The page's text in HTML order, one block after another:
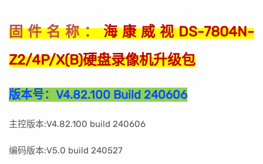
固件名称：海康威视DS-7804N-
Z2/4P/X(B)硬盘录像机升级包
版本号： V4.82.100 Build 240606
主控版本:V4.82.100 build 240606
编码版本:V5.0 build 240527